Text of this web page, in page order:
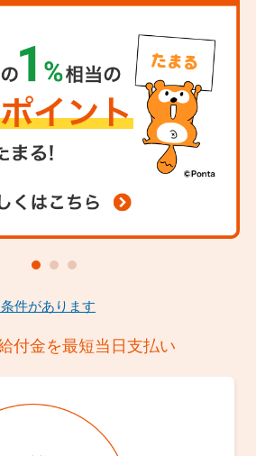
院・手術をすすめられている方、今
生物）にかかったことがある方
はお
び職業、引受保険会社のライフネッ
ていただく場合がございます。
たは口座の名義は契約者名義のもの
払事由に該当した場合（あんしん・
スのみ）、将来の保険料の払込が免
にがん診断確定された場合は、ご
、がん診断一時金のお支払い後に保
せん。
料が発生しませんが、保険料を割り引
ありません。
件があります
付金を最短当日支払い